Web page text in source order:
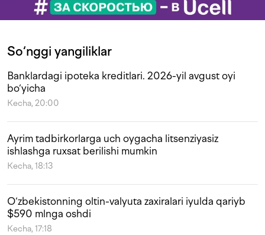
So‘nggi yangiliklar
Banklardagi ipoteka kreditlari. 2026-yil avgust oyi
bo‘yicha
Kecha, 20:00
Ayrim tadbirkorlarga uch oygacha litsenziyasiz
ishlashga ruxsat berilishi mumkin
Kecha, 18:13
O‘zbekistonning oltin-valyuta zaxiralari iyulda qariyb
$590 mlnga oshdi
Kecha, 17:18